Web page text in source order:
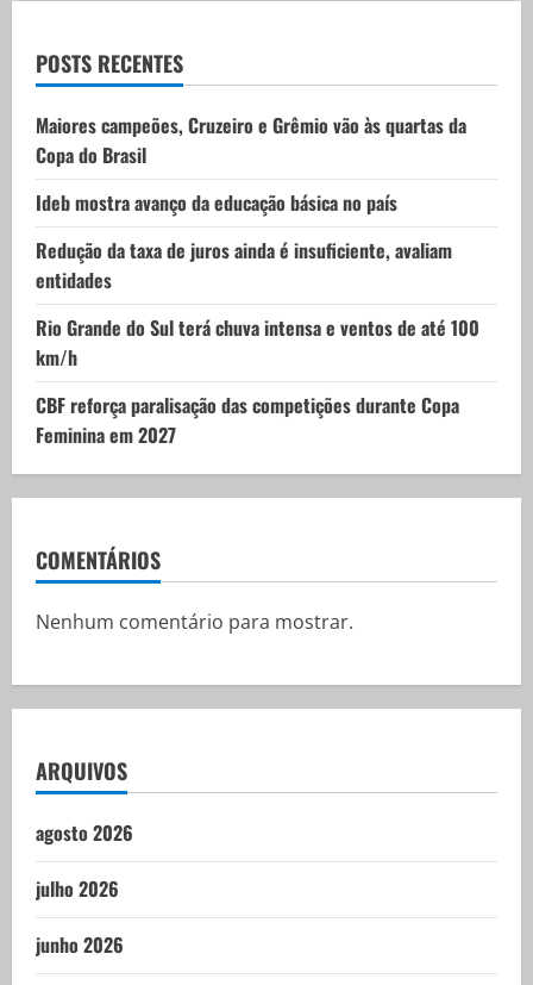
t
i
o
n
POSTS RECENTES
Maiores campeões, Cruzeiro e Grêmio vão às quartas da
Copa do Brasil
Ideb mostra avanço da educação básica no país
Redução da taxa de juros ainda é insuficiente, avaliam
entidades
Rio Grande do Sul terá chuva intensa e ventos de até 100
km/h
CBF reforça paralisação das competições durante Copa
Feminina em 2027
COMENTÁRIOS
Nenhum comentário para mostrar.
ARQUIVOS
agosto 2026
julho 2026
junho 2026